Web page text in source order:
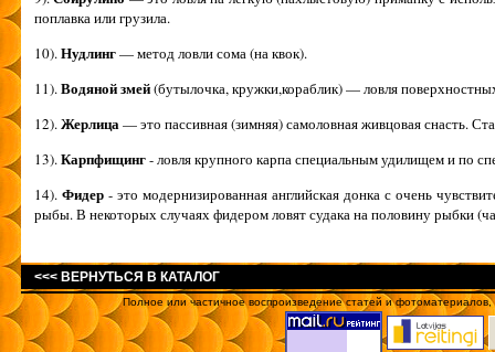
поплавка или грузила.
10).Нудлинг— метод ловли сома (на квок).
11).Водяной змей(бутылочка, кружки,кораблик) — ловля
12).Жерлица— это пассивная (зимняя) самоловная живцовая снасть.
13).Карпфищинг- ловля крупного карпа специальным удилищем и по
14). Фидер - это модернизированная английская донка с очень
рыбы. В некоторых случаях фидером ловят судака на половину рыбки
<<< ВЕРНУТЬСЯ В КАТАЛОГ
Полное или частичное воспроизведение статей и